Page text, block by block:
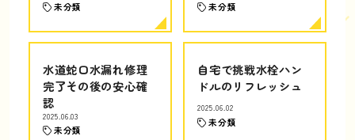
未分類 未分類
水道蛇口水漏れ修理
完了その後の安心確
認
2025.06.03
未分類
自宅で挑戦水栓ハン
ドルのリフレッシュ
2025.06.02
未分類